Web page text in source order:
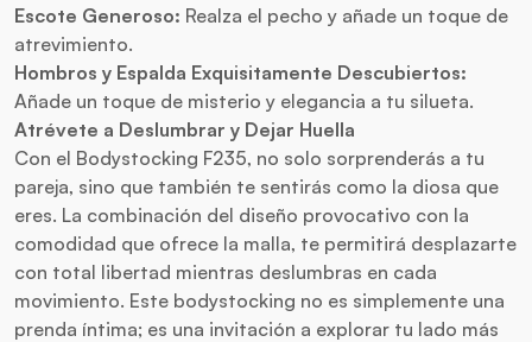
Escote Generoso: Realza el pecho y añade un toque de
atrevimiento.
Hombros y Espalda Exquisitamente Descubiertos:
Añade un toque de misterio y elegancia a tu silueta.
Atrévete a Deslumbrar y Dejar Huella
Con el Bodystocking F235, no solo sorprenderás a tu
pareja, sino que también te sentirás como la diosa que
eres. La combinación del diseño provocativo con la
comodidad que ofrece la malla, te permitirá desplazarte
con total libertad mientras deslumbras en cada
movimiento. Este bodystocking no es simplemente una
prenda íntima; es una invitación a explorar tu lado más